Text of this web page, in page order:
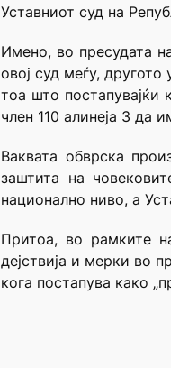
Уставниот суд на
Имено, во пресудата
овој суд меѓу,
тоа што постапувајќи
член 110 алинеја 3 да
Ваквата обврска
заштита на
национално ниво, а
Притоа, во рамките
дејствија и мерки во
кога постапува како